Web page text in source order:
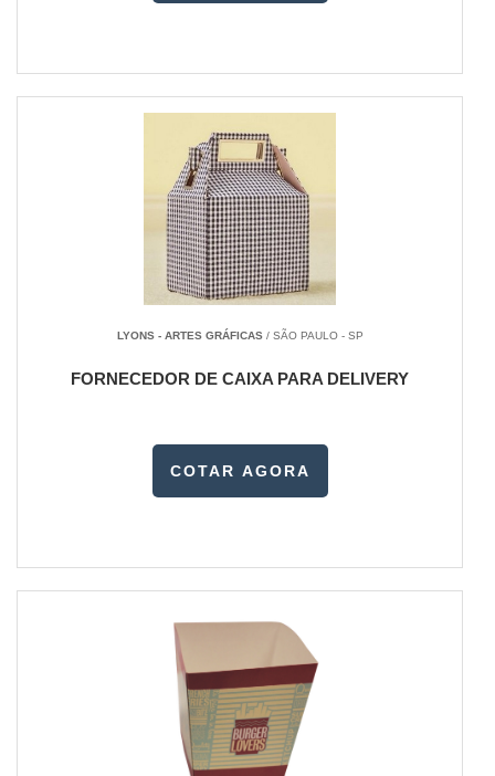
LYONS - ARTES GRÁFICAS/ SÃO PAULO - SP
FORNECEDOR DE CAIXA PARA DELIVERY
COTAR AGORA